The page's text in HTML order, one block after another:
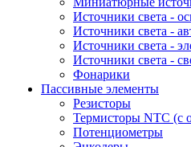
Источники света -
Источники света -
Источники света -
Источники света -
Фонарики
Пассивные элементы
Резисторы
Термисторы NTC (с
Потенциометры